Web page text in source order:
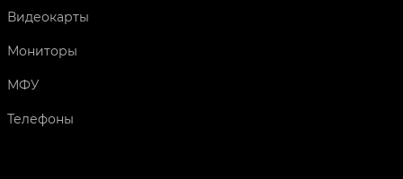
Видеокарты
Мониторы
МФУ
Телефоны